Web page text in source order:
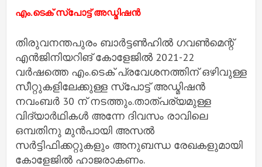
എം.ടെക് സ്‌പോട്ട് അഡ്മിഷൻ
തിരുവനന്തപുരം ബാർട്ടൺഹിൽ ഗവൺമെന്റ്
എൻജിനിയറിങ് കോളേജിൽ 2021-22
വർഷത്തെ എം.ടെക് പ്രവേശനത്തിന് ഒഴിവുള്ള
സീറ്റുകളിലേക്കുള്ള സ്‌പോട്ട് അഡ്മിഷൻ
നവംബർ 30 ന് നടത്തും.താത്പര്യമുള്ള
വിദ്യാർഥികൾ അന്നേ ദിവസം രാവിലെ
ഒമ്പതിനു മുൻപായി അസൽ
സർട്ടിഫിക്കറ്റുകളും അനുബന്ധ രേഖകളുമായി
കോളേജിൽ ഹാജരാകണം.